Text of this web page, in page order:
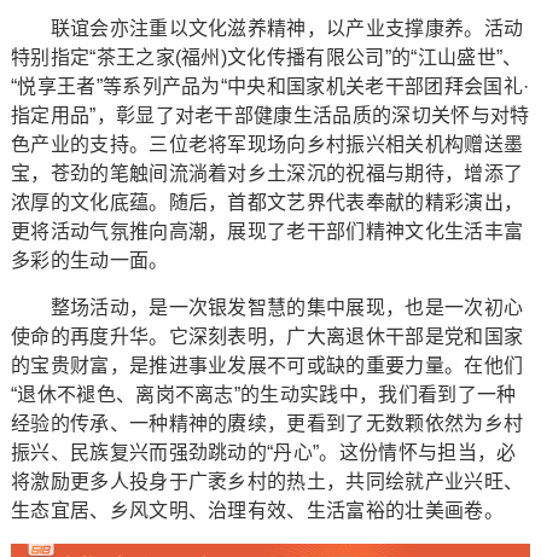
联谊会亦注重以文化滋养精神，以产业支撑康养。活动
特别指定“茶王之家(福州)文化传播有限公司”的“江山盛世”、
“悦享王者”等系列产品为“中央和国家机关老干部团拜会国礼·
指定用品”，彰显了对老干部健康生活品质的深切关怀与对特
色产业的支持。三位老将军现场向乡村振兴相关机构赠送墨
宝，苍劲的笔触间流淌着对乡土深沉的祝福与期待，增添了
浓厚的文化底蕴。随后，首都文艺界代表奉献的精彩演出，
更将活动气氛推向高潮，展现了老干部们精神文化生活丰富
多彩的生动一面。
整场活动，是一次银发智慧的集中展现，也是一次初心
使命的再度升华。它深刻表明，广大离退休干部是党和国家
的宝贵财富，是推进事业发展不可或缺的重要力量。在他们
“退休不褪色、离岗不离志”的生动实践中，我们看到了一种
经验的传承、一种精神的赓续，更看到了无数颗依然为乡村
振兴、民族复兴而强劲跳动的“丹心”。这份情怀与担当，必
将激励更多人投身于广袤乡村的热土，共同绘就产业兴旺、
生态宜居、乡风文明、治理有效、生活富裕的壮美画卷。